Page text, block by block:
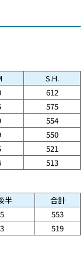
S.H.
612
575
554
550
521
513
半
合計
553
519